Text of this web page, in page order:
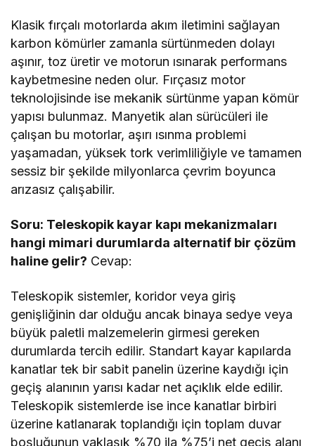
Klasik fırçalı motorlarda akım iletimini sağlayan
karbon kömürler zamanla sürtünmeden dolayı
aşınır, toz üretir ve motorun ısınarak performans
kaybetmesine neden olur. Fırçasız motor
teknolojisinde ise mekanik sürtünme yapan kömür
yapısı bulunmaz. Manyetik alan sürücüleri ile
çalışan bu motorlar, aşırı ısınma problemi
yaşamadan, yüksek tork verimliliğiyle ve tamamen
sessiz bir şekilde milyonlarca çevrim boyunca
arızasız çalışabilir.
Soru: Teleskopik kayar kapı mekanizmaları
hangi mimari durumlarda alternatif bir çözüm
haline gelir? Cevap:
Teleskopik sistemler, koridor veya giriş
genişliğinin dar olduğu ancak binaya sedye veya
büyük paletli malzemelerin girmesi gereken
durumlarda tercih edilir. Standart kayar kapılarda
kanatlar tek bir sabit panelin üzerine kaydığı için
geçiş alanının yarısı kadar net açıklık elde edilir.
Teleskopik sistemlerde ise ince kanatlar birbiri
üzerine katlanarak toplandığı için toplam duvar
boşluğunun yaklaşık %70 ila %75’i net geçiş alanı